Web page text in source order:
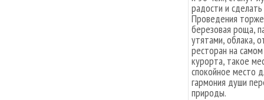
радости и
Проведения
березовая роща,
утятами, облака,
ресторан на
курорта, такое
спокойное место
гармония души
природы.